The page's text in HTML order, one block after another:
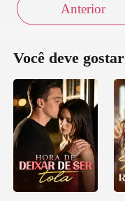
Anterior
Você deve gostar